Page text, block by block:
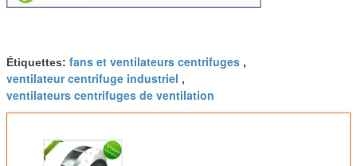
Étiquettes: fans et ventilateurs centrifuges ,
ventilateur centrifuge industriel ,
ventilateurs centrifuges de ventilation